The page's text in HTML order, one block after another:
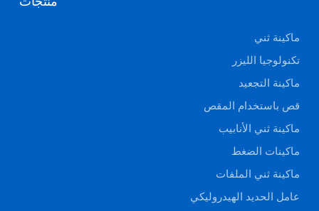
ماكينة ثني
تكنولوجيا الليزر
ماكينة التجعيد
قص باستخدام المقص
ماكينة ثني الأنابيب
ماكينات الضغط
ماكينة ثني الملفات
عامل الحديد الهيدروليكي